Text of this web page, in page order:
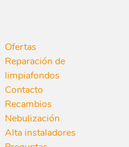
Ofertas
Reparación de
limpiafondos
Contacto
Recambios
Nebulización
Alta instaladores